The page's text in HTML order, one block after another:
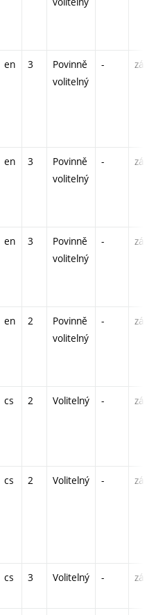
en 3
Povinně
volitelný
- zá
en 3
Povinně
volitelný
- zá
en 3
Povinně
volitelný
- zá
en 2
Povinně
volitelný
- zá
cs 2 Volitelný - zá
cs 2 Volitelný - zá
cs 3 Volitelný - zá